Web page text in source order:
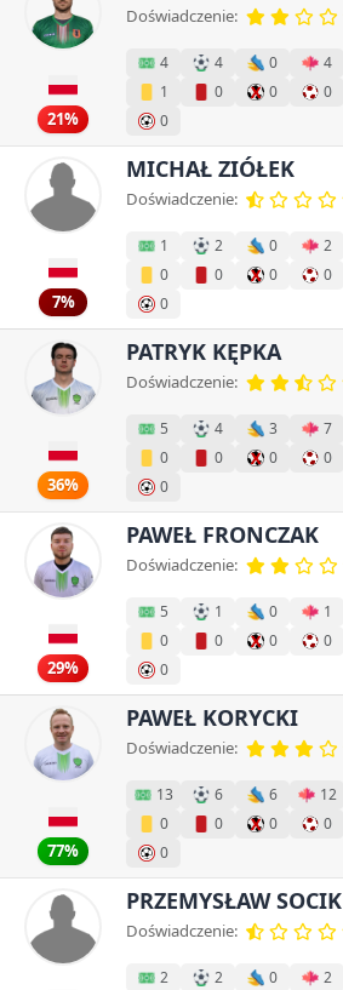
21%
Doświadczenie:
4 4 0 4
1
0 0 0
0
7%
MICHAŁ ZIÓŁEK
Doświadczenie:
1 2 0 2
0
0 0 0
0
36%
PATRYK KĘPKA
Doświadczenie:
5 4 3 7
0
0 0 0
0
29%
PAWEŁ FRONCZAK
Doświadczenie:
5 1 0 1
0
0 0 0
0
77%
PAWEŁ KORYCKI
Doświadczenie:
13 6 6 12
0
0 0 0
0
PRZEMYSŁAW SOCIK
Doświadczenie:
2 2 0 2